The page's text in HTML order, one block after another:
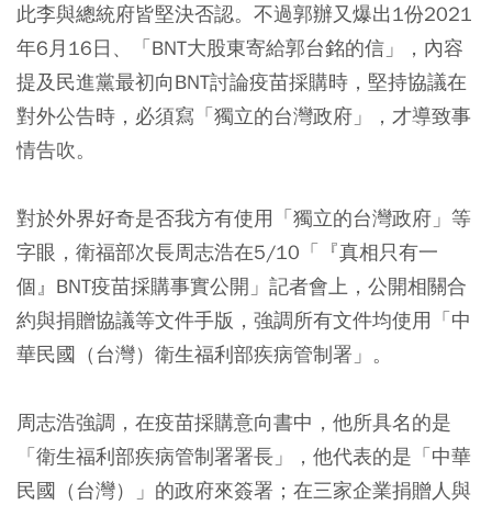
此李與總統府皆堅決否認。不過郭辦又爆出1份2021
年6月16日、「BNT大股東寄給郭台銘的信」，內容
提及民進黨最初向BNT討論疫苗採購時，堅持協議在
對外公告時，必須寫「獨立的台灣政府」，才導致事
情告吹。
對於外界好奇是否我方有使用「獨立的台灣政府」等
字眼，衛福部次長周志浩在5/10「『真相只有一
個』BNT疫苗採購事實公開」記者會上，公開相關合
約與捐贈協議等文件手版，強調所有文件均使用「中
華民國（台灣）衛生福利部疾病管制署」。
周志浩強調，在疫苗採購意向書中，他所具名的是
「衛生福利部疾病管制署署長」，他代表的是「中華
民國（台灣）」的政府來簽署；在三家企業捐贈人與